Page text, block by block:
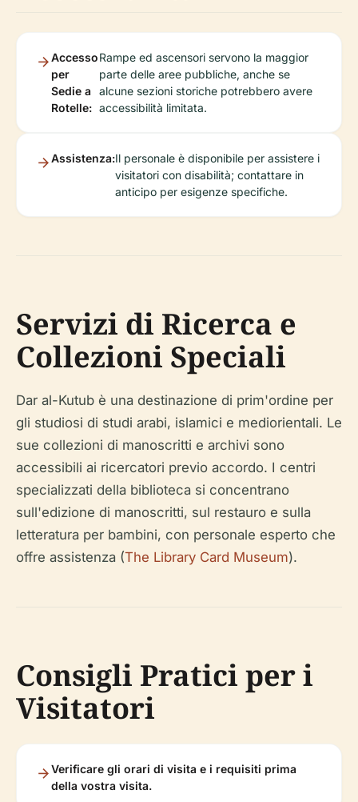
Accesso
per
Sedie a
Rotelle:
Rampe ed ascensori servono la maggior
parte delle aree pubbliche, anche se
alcune sezioni storiche potrebbero avere
accessibilità limitata.
Assistenza:Il personale è disponibile per assistere i
visitatori con disabilità; contattare in
anticipo per esigenze specifiche.
Servizi di Ricerca e
Collezioni Speciali
Dar al-Kutub è una destinazione di prim'ordine per
gli studiosi di studi arabi, islamici e mediorientali. Le
sue collezioni di manoscritti e archivi sono
accessibili ai ricercatori previo accordo. I centri
specializzati della biblioteca si concentrano
sull'edizione di manoscritti, sul restauro e sulla
letteratura per bambini, con personale esperto che
offre assistenza (The Library Card Museum).
Consigli Pratici per i
Visitatori
Verificare gli orari di visita e i requisiti prima
della vostra visita.